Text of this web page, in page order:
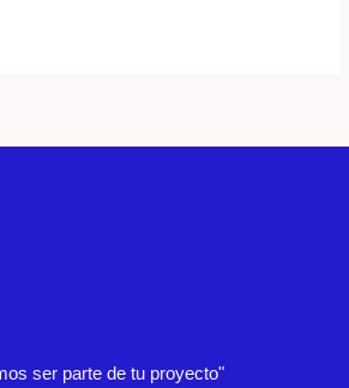
ser parte de tu proyecto"